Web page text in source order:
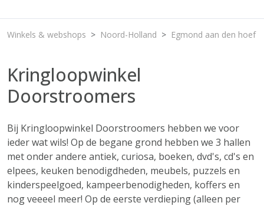
Winkels & webshops Noord-Holland Egmond aan den hoef
Kringloopwinkel
Doorstroomers
Bij Kringloopwinkel Doorstroomers hebben we voor
ieder wat wils! Op de begane grond hebben we 3 hallen
met onder andere antiek, curiosa, boeken, dvd's, cd's en
elpees, keuken benodigdheden, meubels, puzzels en
kinderspeelgoed, kampeerbenodigheden, koffers en
nog veeeel meer! Op de eerste verdieping (alleen per